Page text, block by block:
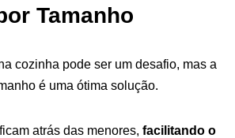
Tamanho
cozinha pode ser um desafio, mas a
é uma ótima solução.
atrás das menores, facilitando o